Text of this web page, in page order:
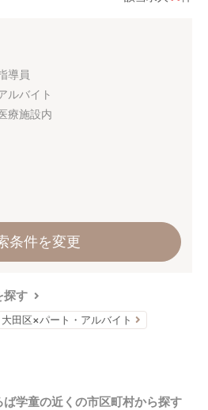
導員
ルバイト
療施設内
条件を変更
探す
大田区×パート・アルバイト
学童の近くの市区町村から探す